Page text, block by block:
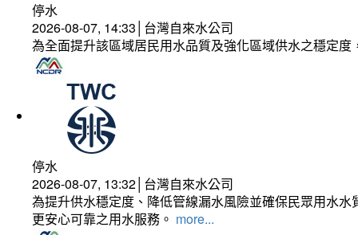
停水
2026-08-07, 14:33│台灣自來水公司
為全面提升該區域居民用水品質及強化區域供水之穩定
停水
2026-08-07, 13:32│台灣自來水公司
為提升供水穩定度、降低管線漏水風險並確保民眾用水
更安心可靠之用水服務。 more...